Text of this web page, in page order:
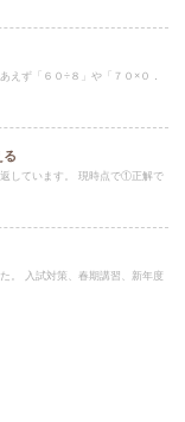
えず「６０÷８」や「７０×０．
る
しています。 現時点で①正解で
。 入試対策、春期講習、新年度